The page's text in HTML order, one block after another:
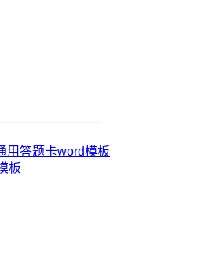
用答题卡word模板